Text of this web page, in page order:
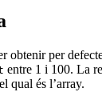
obtenir per
entre 1 i 100. La
qual és l’array.